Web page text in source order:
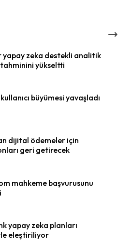
yapay zeka destekli analitik
yükseltti
büyümesi yavaşladı
dijital ödemeler için
geri getirecek
mahkeme başvurusunu
yapay zeka planları
eleştiriliyor